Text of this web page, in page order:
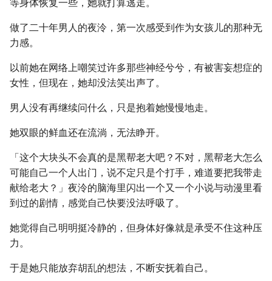
等身体恢复一些，她就打算逃走。
做了二十年男人的夜泠，第一次感受到作为女孩儿的那种无
力感。
以前她在网络上嘲笑过许多那些神经兮兮，有被害妄想症的
女性，但现在，她却没法笑出声了。
男人没有再继续问什么，只是抱着她慢慢地走。
她双眼的鲜血还在流淌，无法睁开。
「这个大块头不会真的是黑帮老大吧？不对，黑帮老大怎么
可能自己一个人出门，说不定只是个打手，难道要把我带走
献给老大？」夜泠的脑海里闪出一个又一个小说与动漫里看
到过的剧情，感觉自己快要没法呼吸了。
她觉得自己明明挺冷静的，但身体好像就是承受不住这种压
力。
于是她只能放弃胡乱的想法，不断安抚着自己。